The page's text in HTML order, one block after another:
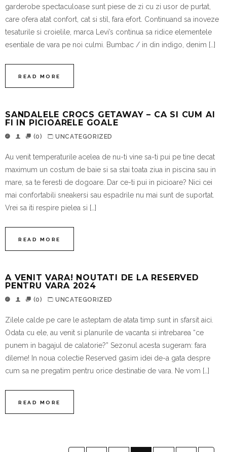
garderobe spectaculoase sunt piese de zi cu zi usor de purtat,
care ofera atat confort, cat si stil, fara efort. Continuand sa inoveze
tesaturile si croielile, marca Levi’s continua sa ridice elementele
esentiale de vara pe noi culmi. Bumbac / in din indigo, denim […]
READ MORE
SANDALELE CROCS GETAWAY – CA SI CUM AI
FI IN PICIOARELE GOALE
(0) UNCATEGORIZED
Au venit temperaturile acelea de nu-ti vine sa-ti pui pe tine decat
maximum un costum de baie si sa stai toata ziua in piscina sau in
mare, sa te feresti de dogoare. Dar ce-ti pui in picioare? Nici cei
mai confortabili sneakersi sau espadrile nu mai sunt de suportat.
Vrei sa iti respire pielea si […]
READ MORE
A VENIT VARA! NOUTATI DE LA RESERVED
PENTRU VARA 2024
(0) UNCATEGORIZED
Zilele calde pe care le asteptam de atata timp sunt in sfarsit aici.
Odata cu ele, au venit si planurile de vacanta si intrebarea “ce
punem in bagajul de calatorie?” Sezonul acesta sugeram: fara
dileme! In noua colectie Reserved gasim idei de-a gata despre
cum sa ne pregatim pentru orice destinatie de vara. Ne vom […]
READ MORE